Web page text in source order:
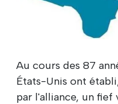
Au cours des 87
États-Unis ont
par l'alliance, un